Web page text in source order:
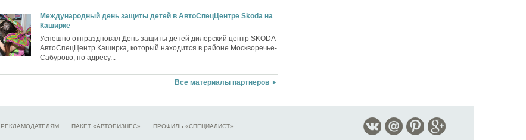
Международный день защиты детей в АвтоСпецЦентре Skoda на
Каширке
Успешно отпраздновал День защиты детей дилерский центр SKODA
АвтоСпецЦентр Каширка, который находится в районе Москворечье-
Сабурово, по адресу...
Все материалы партнеров
РЕКЛАМОДАТЕЛЯМ ПАКЕТ «АВТОБИЗНЕС» ПРОФИЛЬ «СПЕЦИАЛИСТ»